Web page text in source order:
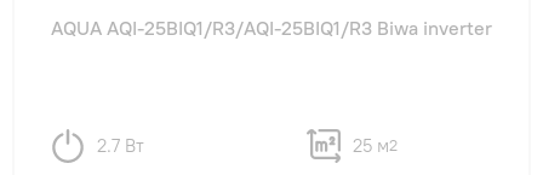
AQUA AQI-25BIQ1/R3/AQI-25BIQ1/R3 Biwa inverter
2.7 Вт 25 м2